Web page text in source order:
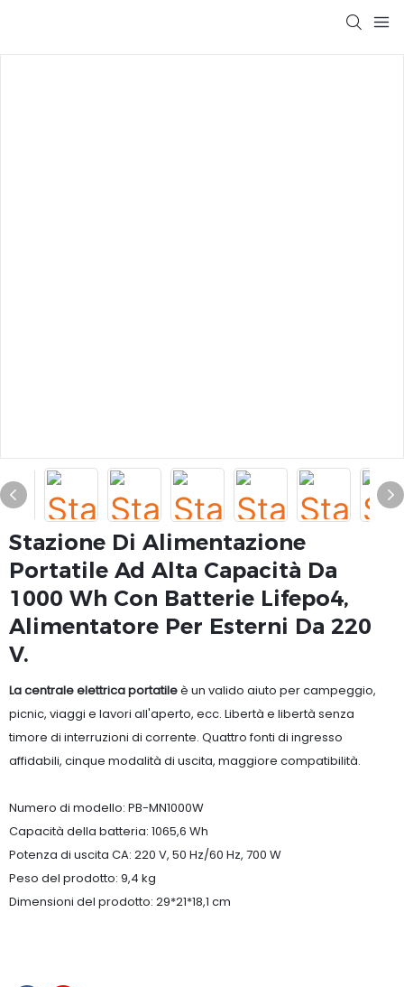
Stazione Di Alimentazione
Portatile Ad Alta Capacità Da
1000 Wh Con Batterie Lifepo4,
Alimentatore Per Esterni Da 220
V.
La centrale elettrica portatileè un valido aiuto per campeggio,
picnic, viaggi e lavori all'aperto, ecc. Libertà e libertà senza
timore di interruzioni di corrente. Quattro fonti di ingresso
affidabili, cinque modalità di uscita, maggiore compatibilità.
Numero di modello: PB-MN1000W
Capacità della batteria: 1065,6 Wh
Potenza di uscita CA: 220 V, 50 Hz/60 Hz, 700 W
Peso del prodotto: 9,4 kg
Dimensioni del prodotto: 29*21*18,1 cm